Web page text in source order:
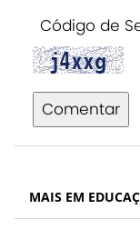
Código de
Comentar
MAIS EM